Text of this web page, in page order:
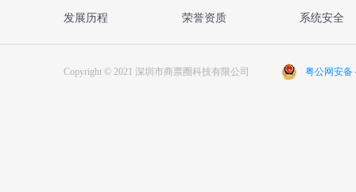
发展历程 荣誉资质 系统安全
Copyright © 2021 深圳市商票圈科技有限公司 粤公网安备